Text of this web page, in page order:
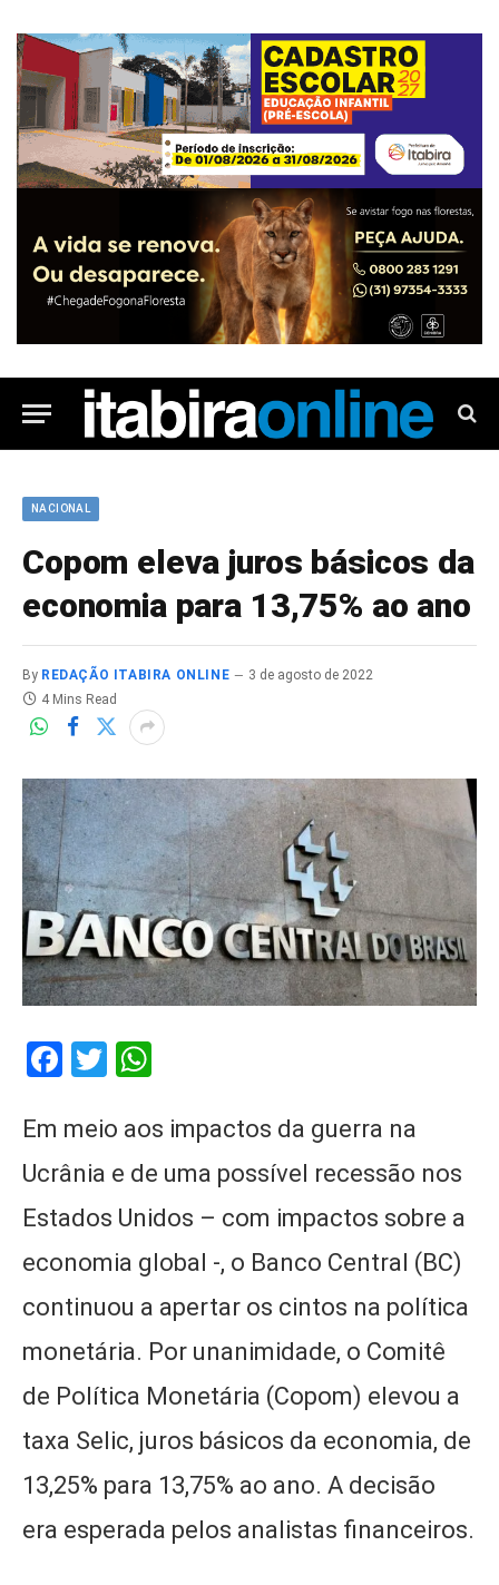
NACIONAL
Copom eleva juros básicos da
economia para 13,75% ao ano
By REDAÇÃO ITABIRA ONLINE
3 de agosto de 2022
4 Mins Read
Facebook
Twitter
Em meio aos impactos da guerra na
Ucrânia e de uma possível recessão nos
Estados Unidos – com impactos sobre a
economia global -, o Banco Central (BC)
continuou a apertar os cintos na política
monetária. Por unanimidade, o Comitê
de Política Monetária (Copom) elevou a
taxa Selic, juros básicos da economia, de
13,25% para 13,75% ao ano. A decisão
era esperada pelos analistas financeiros.